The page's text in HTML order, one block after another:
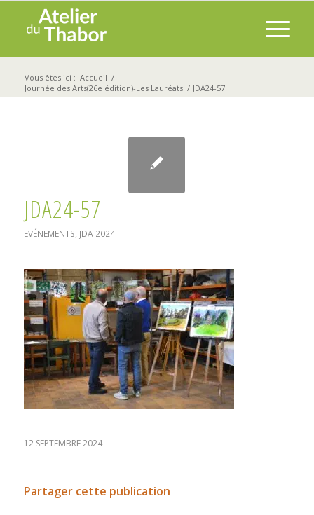
Vous êtes ici : Accueil /
Journée des Arts(26e édition)-Les Lauréats / JDA24-57
JDA24-57
EVÉNEMENTS, JDA 2024
12 SEPTEMBRE 2024
Partager cette publication